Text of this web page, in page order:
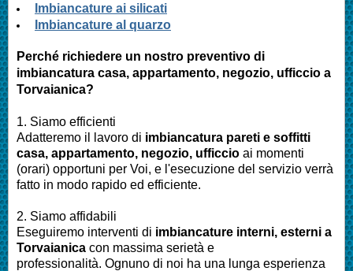
Imbiancature ai silicati
Imbiancature al quarzo
Perché richiedere un nostro preventivo di
imbiancatura casa, appartamento, negozio, ufficcio a
Torvaianica?
1. Siamo efficienti
Adatteremo il lavoro di imbiancatura pareti e soffitti
casa, appartamento, negozio, ufficcio ai momenti
(orari) opportuni per Voi, e l'esecuzione del servizio verrà
fatto in modo rapido ed efficiente.
2. Siamo affidabili
Eseguiremo interventi di imbiancature interni, esterni a
Torvaianica con massima serietà e
professionalità. Ognuno di noi ha una lunga esperienza